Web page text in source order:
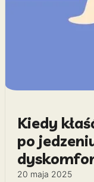
Kiedy
po
20 maja 2025